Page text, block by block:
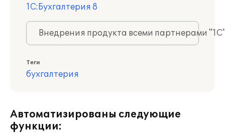
1С:Бухгалтерия 8
Внедрения продукта всеми партнерами
Теги
бухгалтерия
Автоматизированы следующие
функции: